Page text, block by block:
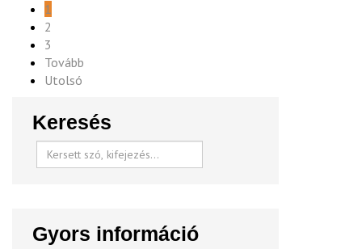
1
2
3
Tovább
Utolsó
Keresés
Gyors információ